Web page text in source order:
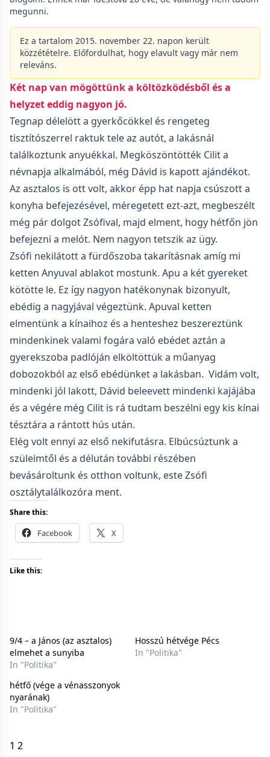
megunni.
Ez a tartalom 2015. november 22. napon került
közzétételre. Előfordulhat, hogy elavult vagy már nem
releváns.
Két nap van mögöttünk a költözködésből és a
helyzet eddig nagyon jó.
Tegnap délelött a gyerkőcökkel és rengeteg
tisztítószerrel raktuk tele az autót, a lakásnál
találkoztunk anyuékkal. Megköszöntötték Cilit a
névnapja alkalmából, még Dávid is kapott ajándékot.
Az asztalos is ott volt, akkor épp hat napja csúszott a
konyha befejezésével, méregetett ezt-azt, megbeszélt
még pár dolgot Zsófival, majd elment, hogy hétfőn jön
befejezni a melót. Nem nagyon tetszik az ügy.
Zsófi nekilátott a fürdőszoba takarításnak amíg mi
ketten Anyuval ablakot mostunk. Apu a két gyereket
kötötte le. Ez így nagyon hatékonynak bizonyult,
ebédig a nagyjával végeztünk. Apuval ketten
elmentünk a kínaihoz és a henteshez beszereztünk
mindenkinek valami fogára való ebédet aztán a
gyerekszoba padlóján elköltöttük a műanyag
dobozokból az első ebédünket a lakásban. Vidám volt,
mindenki jól lakott, Dávid beleevett mindenki kajájába
és a végére még Cilit is rá tudtam beszélni egy kis kínai
tésztára a rántott hús után.
Elég volt ennyi az első nekifutásra. Elbúcsúztunk a
szüleimtől és a délután további részében
bevásároltunk és otthon voltunk, este Zsófi
osztálytalálkozóra ment.
Share this:
Facebook X
Like this:
9/4 – a János (az asztalos)
elmehet a sunyiba
In "Politika"
Hosszú hétvége Pécs
In "Politika"
hétfő (vége a vénasszonyok
nyarának)
In "Politika"
1 2